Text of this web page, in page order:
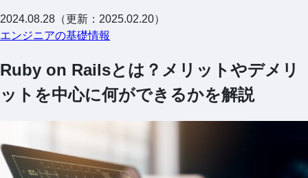
2024.08.28（更新：2025.02.20）
エンジニアの基礎情報
Ruby on Railsとは？メリットやデメリ
ットを中心に何ができるかを解説